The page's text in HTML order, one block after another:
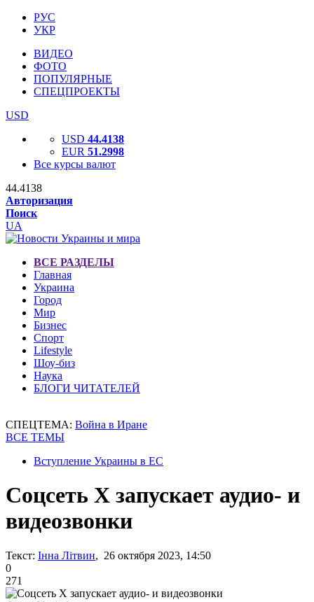
РУС
УКР
ВИДЕО
ФОТО
ПОПУЛЯРНЫЕ
СПЕЦПРОЕКТЫ
USD
USD 44.4138
EUR 51.2998
Все курсы валют
44.4138
Авторизация
Поиск
UA
ВСЕ РАЗДЕЛЫ
Главная
Украина
Город
Мир
Бизнес
Спорт
Lifestyle
Шоу-биз
Наука
БЛОГИ ЧИТАТЕЛЕЙ
СПЕЦТЕМА: Война в Иране
ВСЕ ТЕМЫ
Вступление Украины в ЕС
Соцсеть X запускает аудио- и
видеозвонки
Текст: Інна Літвин, 26 октября 2023, 14:50
0
271